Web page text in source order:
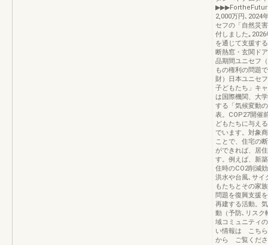
2,000万円､2024
セフの「自然災
付しました｡
を通じて支援す
断熱窓・玄関ド
品期間ユニセフ
もの権利の問題
財）日本ユニセ
子どもたち」キ
は国際機関、大
する「気候変動
表。COP27開催
どもたちに与え
でいます。対象
ことで、住宅の
ができれば、居
す。例えば、新
住時のCO2削減
洪水や台風､サイ
もたちとその家
問題を復興支援
再建する活動。
動（予防､リスク
域コミュニティ
い情報は こち
から ご覧くださ